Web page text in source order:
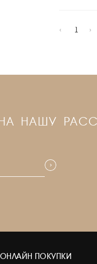
‹ 1 ›
НАШУ
ОНЛАЙН ПОКУПКИ